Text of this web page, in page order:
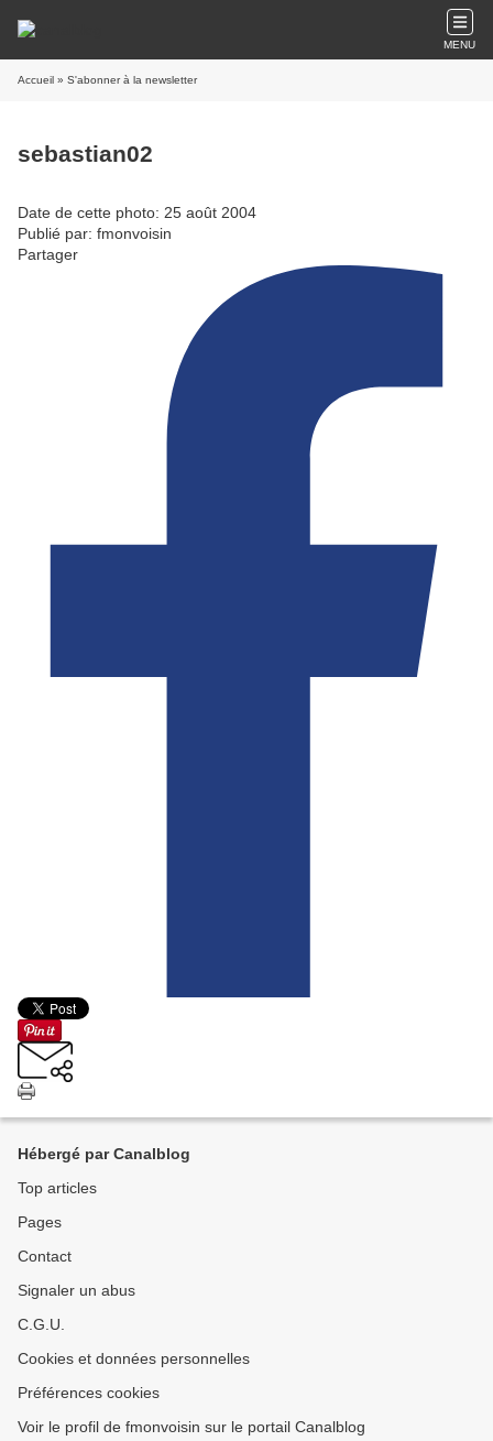
MENU
Accueil » S'abonner à la newsletter
sebastian02
Date de cette photo: 25 août 2004
Publié par: fmonvoisin
Partager
Hébergé par Canalblog
Top articles
Pages
Contact
Signaler un abus
C.G.U.
Cookies et données personnelles
Préférences cookies
Voir le profil de fmonvoisin sur le portail Canalblog